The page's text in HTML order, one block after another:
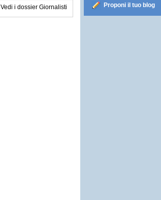
Vedi i dossier Giornalisti
Proponi il tuo blog